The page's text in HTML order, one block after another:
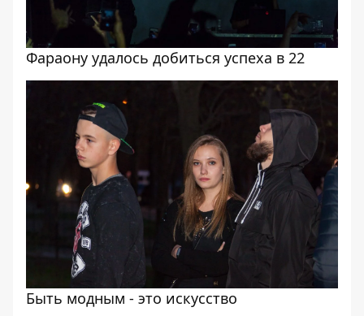
Фараону удалось добиться успеха в 22
Быть модным - это искусство